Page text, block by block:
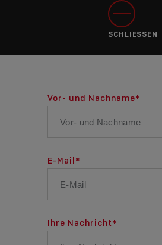
SCHLIESSEN
Vor- und Nachname*
E-Mail *
Ihre Nachricht*